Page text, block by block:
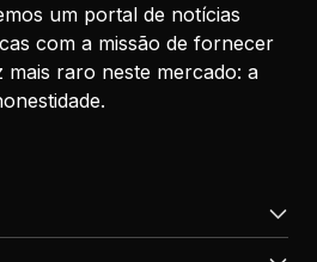
um portal de notícias
com a missão de fornecer
mais raro neste mercado: a